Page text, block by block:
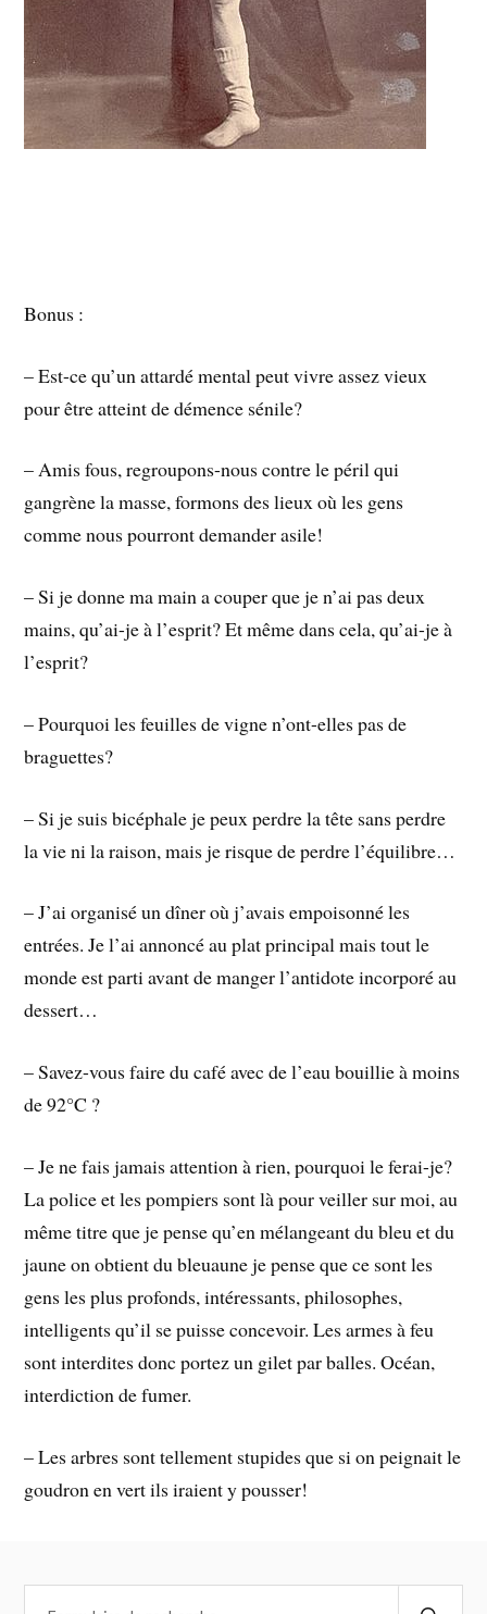
Bonus :
– Est-ce qu’un attardé mental peut vivre assez vieux
pour être atteint de démence sénile?
– Amis fous, regroupons-nous contre le péril qui
gangrène la masse, formons des lieux où les gens
comme nous pourront demander asile!
– Si je donne ma main a couper que je n’ai pas deux
mains, qu’ai-je à l’esprit? Et même dans cela, qu’ai-je à
l’esprit?
– Pourquoi les feuilles de vigne n’ont-elles pas de
braguettes?
– Si je suis bicéphale je peux perdre la tête sans perdre
la vie ni la raison, mais je risque de perdre l’équilibre…
– J’ai organisé un dîner où j’avais empoisonné les
entrées. Je l’ai annoncé au plat principal mais tout le
monde est parti avant de manger l’antidote incorporé au
dessert…
– Savez-vous faire du café avec de l’eau bouillie à moins
de 92°C ?
– Je ne fais jamais attention à rien, pourquoi le ferai-je?
La police et les pompiers sont là pour veiller sur moi, au
même titre que je pense qu’en mélangeant du bleu et du
jaune on obtient du bleuaune je pense que ce sont les
gens les plus profonds, intéressants, philosophes,
intelligents qu’il se puisse concevoir. Les armes à feu
sont interdites donc portez un gilet par balles. Océan,
interdiction de fumer.
– Les arbres sont tellement stupides que si on peignait le
goudron en vert ils iraient y pousser!